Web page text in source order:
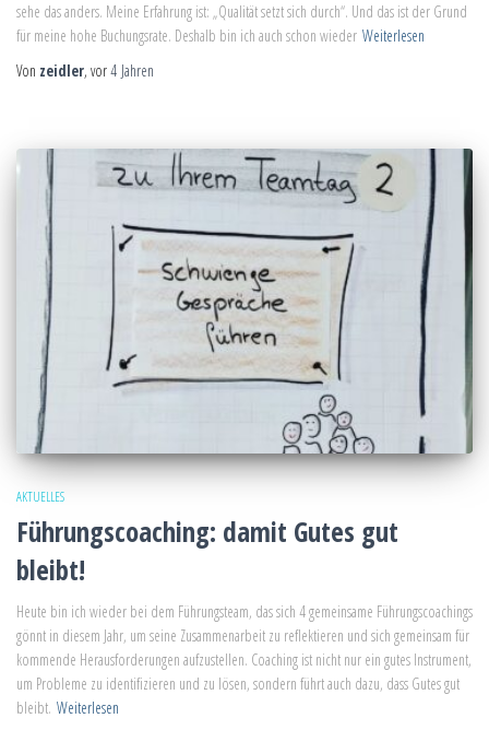
sehe das anders. Meine Erfahrung ist: „Qualität setzt sich durch“. Und das ist der Grund
für meine hohe Buchungsrate. Deshalb bin ich auch schon wieder Weiterlesen
Von zeidler, vor4 Jahren
AKTUELLES
Führungscoaching: damit Gutes gut
bleibt!
Heute bin ich wieder bei dem Führungsteam, das sich 4 gemeinsame Führungscoachings
gönnt in diesem Jahr, um seine Zusammenarbeit zu reflektieren und sich gemeinsam für
kommende Herausforderungen aufzustellen. Coaching ist nicht nur ein gutes Instrument,
um Probleme zu identifizieren und zu lösen, sondern führt auch dazu, dass Gutes gut
bleibt. Weiterlesen